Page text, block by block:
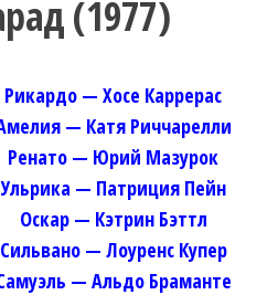
(1977)
Рикардо — Хосе Каррерас
— Катя Риччарелли
Ренато — Юрий Мазурок
Ульрика — Патриция Пейн
Оскар — Кэтрин Бэттл
Сильвано — Лоуренс Купер
— Альдо Браманте